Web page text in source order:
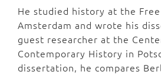
He studied history at the
Amsterdam and wrote his
guest researcher at the
Contemporary History in
dissertation, he compares